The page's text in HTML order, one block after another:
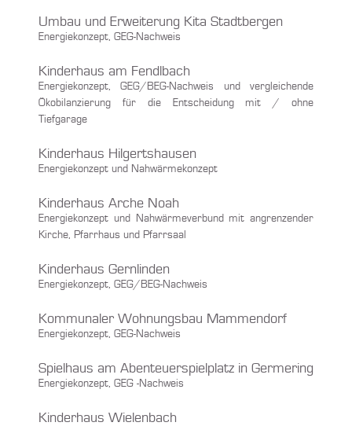
Umbau und Erweiterung Kita Stadtbergen
Energiekonzept, GEG-Nachweis
Kinderhaus am Fendlbach
Energiekonzept, GEG/BEG-Nachweis und vergleichende
Ökobilanzierung für die Entscheidung mit / ohne
Tiefgarage
Kinderhaus Hilgertshausen
Energiekonzept und Nahwärmekonzept
Kinderhaus Arche Noah
Energiekonzept und Nahwärmeverbund mit angrenzender
Kirche, Pfarrhaus und Pfarrsaal
Kinderhaus Gernlinden
Energiekonzept, GEG/BEG-Nachweis
Kommunaler Wohnungsbau Mammendorf
Energiekonzept, GEG-Nachweis
Spielhaus am Abenteuerspielplatz in Germering
Energiekonzept, GEG -Nachweis
Kinderhaus Wielenbach